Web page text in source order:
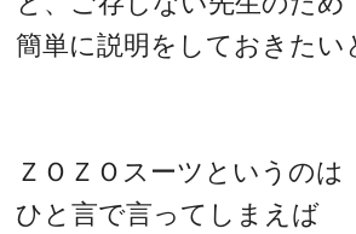
簡単に説明をしておきたい
ＺＯＺＯスーツというのは
ひと言で言ってしまえば